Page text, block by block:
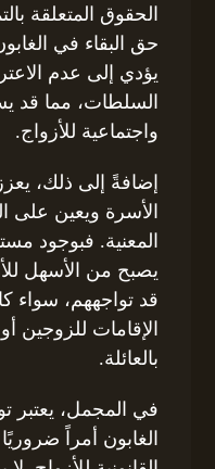
الحقوق المتعلقة
حق البقاء في
يؤدي إلى عدم
السلطات، مما قد
واجتماعية للأزواج.
إضافةً إلى ذلك،
الأسرة ويعين على
المعنية. فبوجود
يصبح من الأسهل
قد تواجههم، سواء
الإقامات للزوجين
بالعائلة.
في المجمل، يعتبر
الغابون أمراً